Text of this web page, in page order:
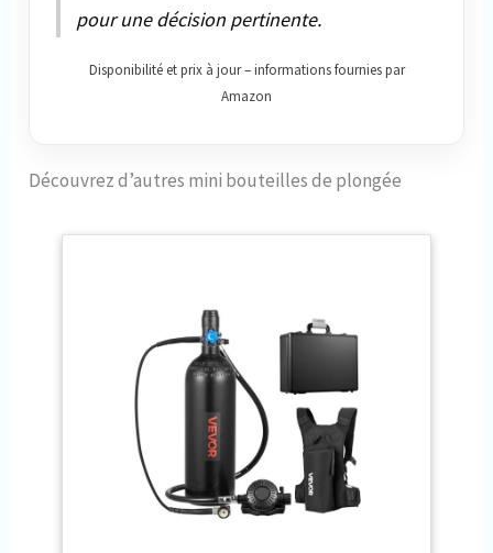
pour une décision pertinente.
Disponibilité et prix à jour – informations fournies par
Amazon
Découvrez d’autres mini bouteilles de plongée